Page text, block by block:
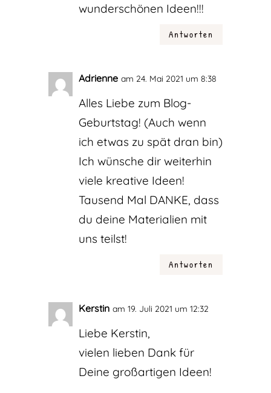
wunderschönen Ideen!!!
Antworten
Adrienne am 24. Mai 2021 um 8:38
Alles Liebe zum Blog-
Geburtstag! (Auch wenn
ich etwas zu spät dran bin)
Ich wünsche dir weiterhin
viele kreative Ideen!
Tausend Mal DANKE, dass
du deine Materialien mit
uns teilst!
Antworten
Kerstin am 19. Juli 2021 um 12:32
Liebe Kerstin,
vielen lieben Dank für
Deine großartigen Ideen!